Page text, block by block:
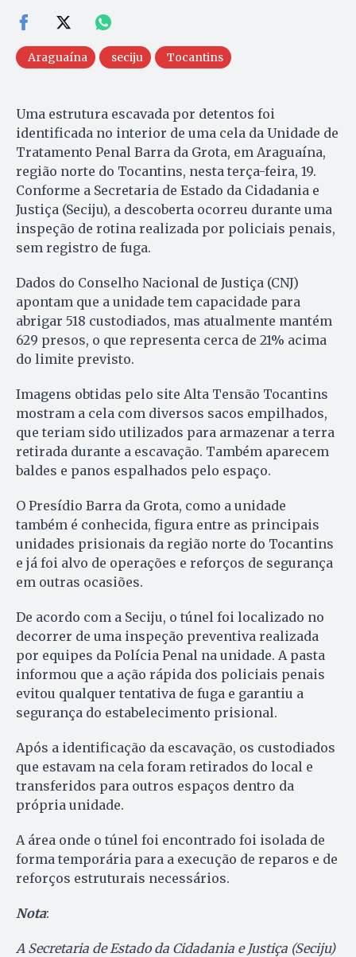
Araguaína seciju Tocantins
Uma estrutura escavada por detentos foi
identificada no interior de uma cela da Unidade de
Tratamento Penal Barra da Grota, em Araguaína,
região norte do Tocantins, nesta terça-feira, 19.
Conforme a Secretaria de Estado da Cidadania e
Justiça (Seciju), a descoberta ocorreu durante uma
inspeção de rotina realizada por policiais penais,
sem registro de fuga.
Dados do Conselho Nacional de Justiça (CNJ)
apontam que a unidade tem capacidade para
abrigar 518 custodiados, mas atualmente mantém
629 presos, o que representa cerca de 21% acima
do limite previsto.
Imagens obtidas pelo site Alta Tensão Tocantins
mostram a cela com diversos sacos empilhados,
que teriam sido utilizados para armazenar a terra
retirada durante a escavação. Também aparecem
baldes e panos espalhados pelo espaço.
O Presídio Barra da Grota, como a unidade
também é conhecida, figura entre as principais
unidades prisionais da região norte do Tocantins
e já foi alvo de operações e reforços de segurança
em outras ocasiões.
De acordo com a Seciju, o túnel foi localizado no
decorrer de uma inspeção preventiva realizada
por equipes da Polícia Penal na unidade. A pasta
informou que a ação rápida dos policiais penais
evitou qualquer tentativa de fuga e garantiu a
segurança do estabelecimento prisional.
Após a identificação da escavação, os custodiados
que estavam na cela foram retirados do local e
transferidos para outros espaços dentro da
própria unidade.
A área onde o túnel foi encontrado foi isolada de
forma temporária para a execução de reparos e de
reforços estruturais necessários.
Nota:
A Secretaria de Estado da Cidadania e Justiça (Seciju)